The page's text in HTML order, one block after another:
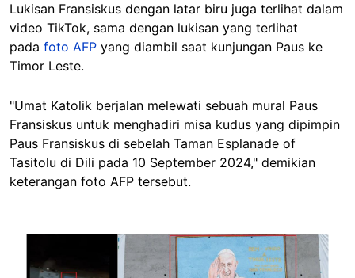
Lukisan Fransiskus dengan latar biru juga terlihat dalam
video TikTok, sama dengan lukisan yang terlihat
pada foto AFP yang diambil saat kunjungan Paus ke
Timor Leste.
"Umat Katolik berjalan melewati sebuah mural Paus
Fransiskus untuk menghadiri misa kudus yang dipimpin
Paus Fransiskus di sebelah Taman Esplanade of
Tasitolu di Dili pada 10 September 2024," demikian
keterangan foto AFP tersebut.